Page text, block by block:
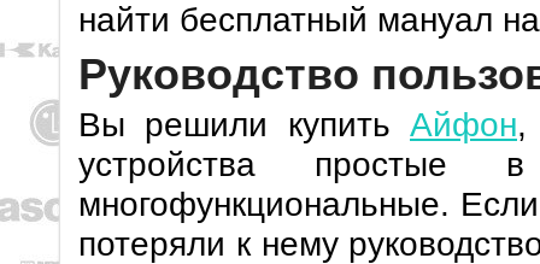
найти бесплатный мануал
Руководство
Вы решили купить Айфон,
устройства простые
многофункциональные.
потеряли к нему